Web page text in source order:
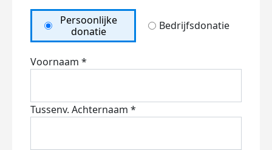
Persoonlijke
donatie
Bedrijfsdonatie
Voornaam *
Tussenv. Achternaam *